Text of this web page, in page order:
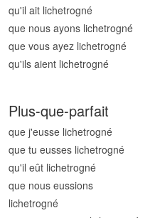
qu'il ait lichetrogné
que nous ayons lichetrogné
que vous ayez lichetrogné
qu'ils aient lichetrogné
Plus-que-parfait
que j'eusse lichetrogné
que tu eusses lichetrogné
qu'il eût lichetrogné
que nous eussions
lichetrogné